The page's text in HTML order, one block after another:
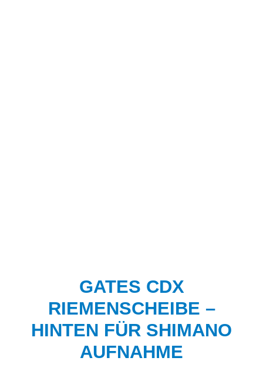
GATES CDX
RIEMENSCHEIBE –
HINTEN FÜR SHIMANO
AUFNAHME